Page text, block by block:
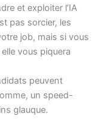
et exploiter l’IA
pas sorcier, les
job, mais si vous
vous piquera
peuvent
un speed-
glauque.